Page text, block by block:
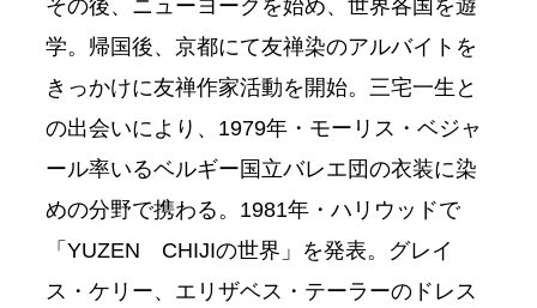
その後、ニューヨークを始め、世界各国を遊
学。帰国後、京都にて友禅染のアルバイトを
きっかけに友禅作家活動を開始。三宅一生と
の出会いにより、1979年・モーリス・ベジャ
ール率いるベルギー国立バレエ団の衣装に染
めの分野で携わる。1981年・ハリウッドで
「YUZEN CHIJIの世界」を発表。グレイ
ス・ケリー、エリザベス・テーラーのドレス